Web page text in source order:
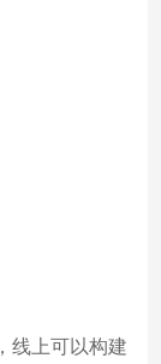
线上可以构建